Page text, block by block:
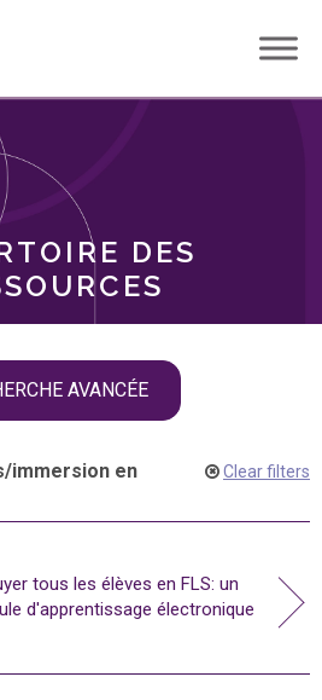
DES
AVANCÉE
/immersion en
Clear filters
tous les élèves en FLS: un
d'apprentissage électronique